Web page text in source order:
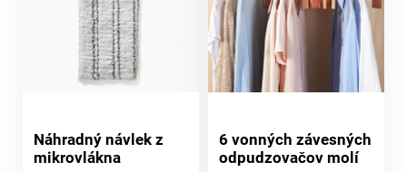
Náhradný návlek z
mikrovlákna
6 vonných závesných
odpudzovačov molí